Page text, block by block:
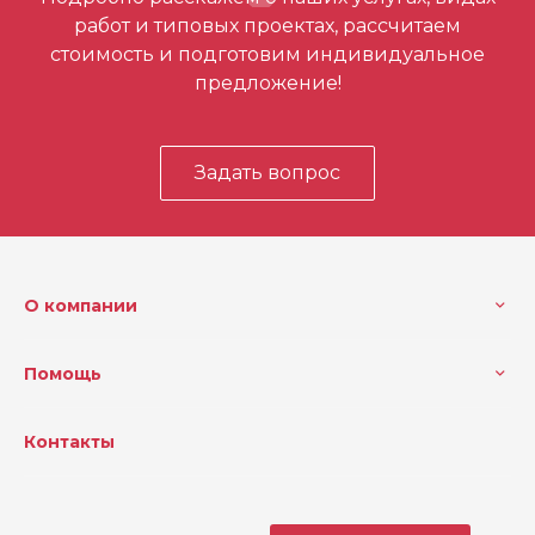
работ и типовых проектах, рассчитаем
стоимость и подготовим индивидуальное
предложение!
Задать вопрос
О компании
Помощь
Контакты